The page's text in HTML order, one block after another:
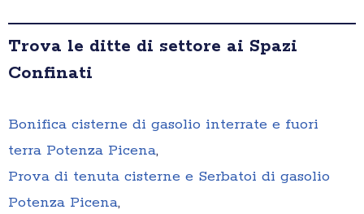
Trova le ditte di settore ai Spazi
Confinati
Bonifica cisterne di gasolio interrate e fuori
terra Potenza Picena,
Prova di tenuta cisterne e Serbatoi di gasolio
Potenza Picena,